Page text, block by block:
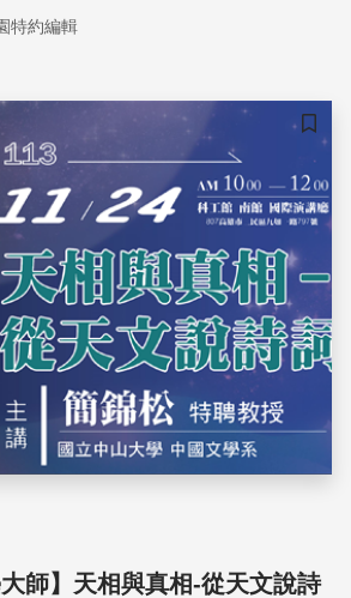
特約編輯
儲存
大師】天相與真相-從天文說詩